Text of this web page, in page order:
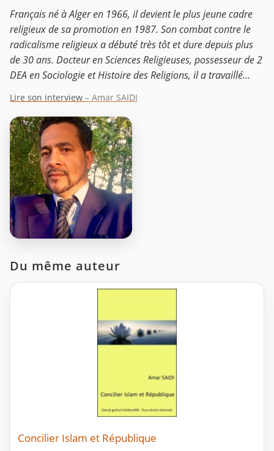
Français né à Alger en 1966, il devient le plus jeune cadre
religieux de sa promotion en 1987. Son combat contre le
radicalisme religieux a débuté très tôt et dure depuis plus
de 30 ans. Docteur en Sciences Religieuses, possesseur de 2
DEA en Sociologie et Histoire des Religions, il a travaillé...
Lire son interview – Amar SAIDI
Du même auteur
Concilier Islam et République